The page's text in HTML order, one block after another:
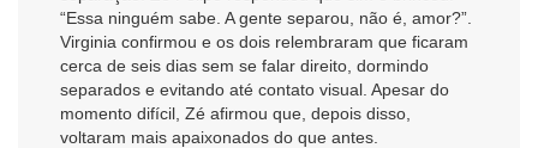
“Essa ninguém sabe. A gente separou, não é, amor?”.
Virginia confirmou e os dois relembraram que ficaram
cerca de seis dias sem se falar direito, dormindo
separados e evitando até contato visual. Apesar do
momento difícil, Zé afirmou que, depois disso,
voltaram mais apaixonados do que antes.